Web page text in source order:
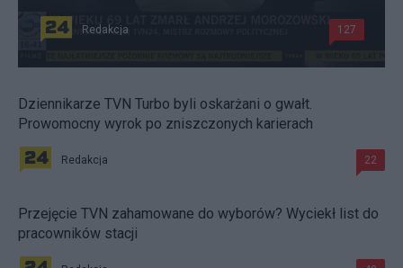
Redakcja 127
Dziennikarze TVN Turbo byli oskarżani o gwałt.
Prowomocny wyrok po zniszczonych karierach
Redakcja 22
Przejęcie TVN zahamowane do wyborów? Wyciekł list do
pracowników stacji